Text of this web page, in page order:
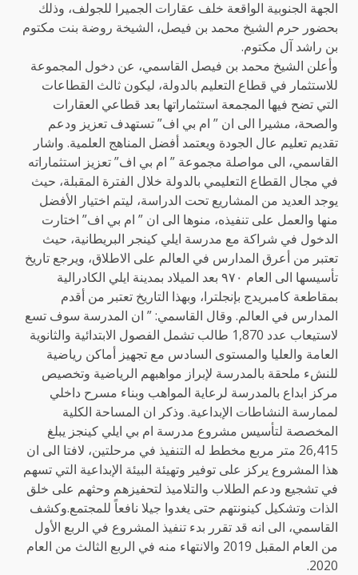
الجهة الجنوبية الواقعة خلف عقارات الجميرا للجولف، وذلك
بحضور حرم الشيخ محمد بن فيصل، الشيخة روضة بنت مكتوم
بن راشد آل مكتوم.
وأعلن الشيخ محمد بن فيصل القاسمي، عن دخول المجموعة
للاستثمار في قطاع التعليم بالدولة، ليكون ثالث القطاعات
التي تضح فيها المجمعة استثماراتها بعد قطاعي العقارات
والصحة، مشيرا الى ان ” ام بي اف” تستهدف تعزيز ودعم
تقديم تعليم عال الجودة ويعتمد أفضل المناهج العلمية. واشار
القاسمي، الى مواصلة مجموعة ” ام بي اف” تعزيز استثماراته
في مجال القطاع التعليمي بالدولة خلال الفترة المقبلة، حيث
يوجد العديد من المشاريع تحت الدراسة، ليتم اختيار الأفضل
منها والعمل على تنفيذه، منوها الى ان ” ام بي اف” اختارت
الدخول في شراكة مع مدرسة ايلي كينجر البريطانية، حيث
تعتبر من أعرق المدارس في العالم على الاطلاق، ويرجع تاريخ
تأسيسها الى العام ٩٧٠ بعد الميلاد بمدينة ايلي الكادرالية
بمقاطعة كامبريدج بإنجلترا، وبهذا التاريخ تعتبر من أقدم
المدارس في العالم. وقال القاسمي: ” ان المدرسة سوف تسع
لاستيعاب عدد 1,870 طالب تشمل الفصول الابتدائية والثانوية
العامة والعليا والمستوى السادس مع تجهيز أماكن رياضية
للنشء ملحقة بالمدرسة لإبراز مواهبهم الرياضية وتخصيص
مركز ابداع بالمدرسة لرعاية المواهب وبناء مسرح داخلي
لممارسة النشاطات الإبداعية. وذكر ان المساحة الكلية
المخصصة لتأسيس مشروع مدرسة ام بي ايلي كينجز يبلغ
26,415 متر مربع مخطط له التنفيذ في مرحلتين، لافتا الى ان
هذا المشروع يركز على توفير وتهيئة البيئة الإبداعية التي تسهم
في تشجيع ودعم الطلاب والتلاميذ لتحفيزهم وحثهم على خلق
الذات وتشكيل كينونتهم حتى يغدوا جيلا نافعاً للمجتمع.وكشف
القاسمي، الى انه قد تقرر بدء تنفيذ المشروع في الربع الأول
من العام المقبل 2019 والانتهاء منه في الربع الثالث من العام
2020.